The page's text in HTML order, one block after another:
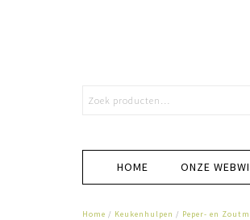
HOME ONZE
Home / Keukenhulpen / Peper- en